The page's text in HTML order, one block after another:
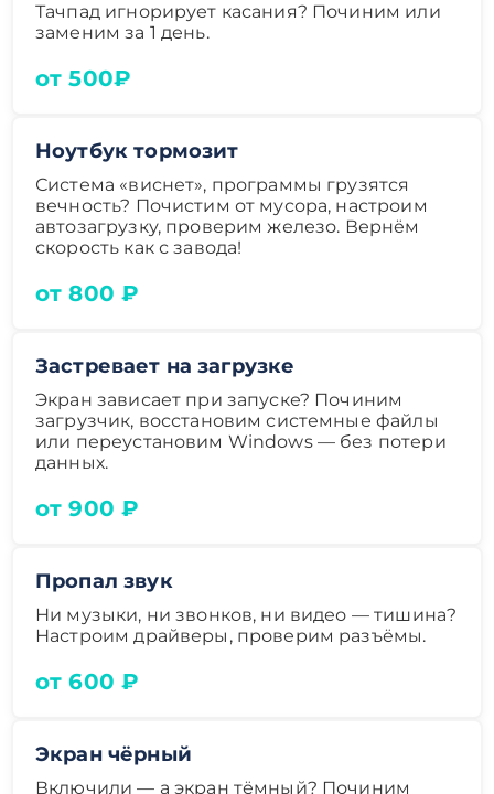
Тачпад игнорирует касания? Починим или
заменим за 1 день.
от 500₽
Ноутбук тормозит
Система «виснет», программы грузятся
вечность? Почистим от мусора, настроим
автозагрузку, проверим железо. Вернём
скорость как с завода!
от 800 ₽
Застревает на загрузке
Экран зависает при запуске? Починим
загрузчик, восстановим системные файлы
или переустановим Windows — без потери
данных.
от 900 ₽
Пропал звук
Ни музыки, ни звонков, ни видео — тишина?
Настроим драйверы, проверим разъёмы.
от 600 ₽
Экран чёрный
Включили — а экран тёмный? Починим